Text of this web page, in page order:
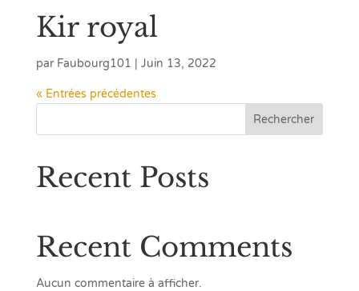
Kir royal
par Faubourg101 Juin 13, 2022
« Entrées précédentes
Rechercher
Recent Posts
Recent Comments
Aucun commentaire à afficher.